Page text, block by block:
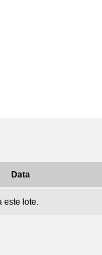
Data
este lote.